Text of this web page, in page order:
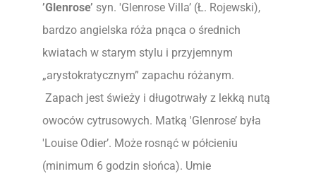
’Glenrose’ syn. 'Glenrose Villa’ (Ł. Rojewski),
bardzo angielska róża pnąca o średnich
kwiatach w starym stylu i przyjemnym
„arystokratycznym” zapachu różanym.
Zapach jest świeży i długotrwały z lekką nutą
owoców cytrusowych. Matką 'Glenrose’ była
'Louise Odier’. Może rosnąć w półcieniu
(minimum 6 godzin słońca). Umie